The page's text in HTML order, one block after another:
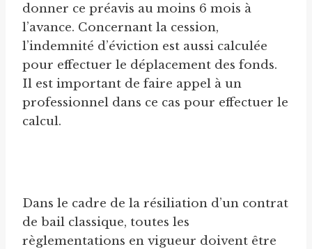
donner ce préavis au moins 6 mois à
l’avance. Concernant la cession,
l’indemnité d’éviction est aussi calculée
pour effectuer le déplacement des fonds.
Il est important de faire appel à un
professionnel dans ce cas pour effectuer le
calcul.
Dans le cadre de la résiliation d’un contrat
de bail classique, toutes les
règlementations en vigueur doivent être